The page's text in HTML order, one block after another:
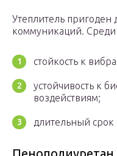
Утеплитель пригоден
коммуникаций. Среди
стойкость к
устойчивость к
воздействиям;
длительный срок